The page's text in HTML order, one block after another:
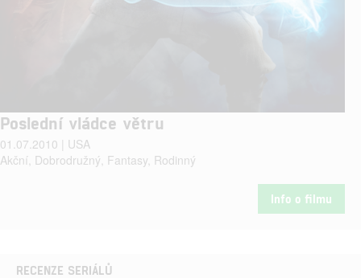
Poslední vládce větru
01.07.2010 | USA
Akční, Dobrodružný, Fantasy, Rodinný
Info o filmu
RECENZE SERIÁLŮ